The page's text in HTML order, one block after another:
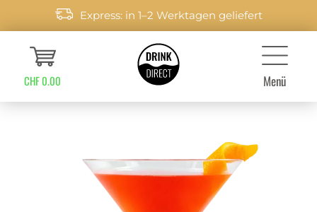
Express: in 1–2 Werktagen geliefert
CHF 0.00 Menü